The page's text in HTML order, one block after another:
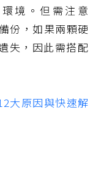
境。但需注意
份，如果兩顆硬
失，因此需搭配
大原因與快速解